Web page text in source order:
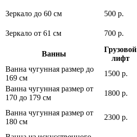
Зеркало до 60 см
500 р.
Зеркало от 61 см
700 р.
Ванны
Грузовой
лифт
Ванна чугунная размер до
169 см
1500 р.
Ванна чугунная размер от
170 до 179 см
1800 р.
Ванна чугунная размер от
180 см
2300 р.